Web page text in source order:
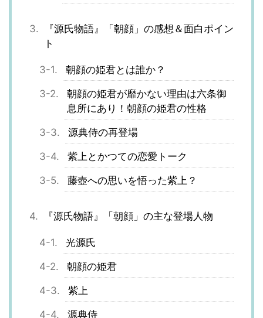
『源氏物語』「朝顔」の感想＆面白ポイン
ト
朝顔の姫君とは誰か？
朝顔の姫君が靡かない理由は六条御
息所にあり！朝顔の姫君の性格
源典侍の再登場
紫上とかつての恋愛トーク
藤壺への思いを悟った紫上？
『源氏物語』「朝顔」の主な登場人物
光源氏
朝顔の姫君
紫上
源典侍